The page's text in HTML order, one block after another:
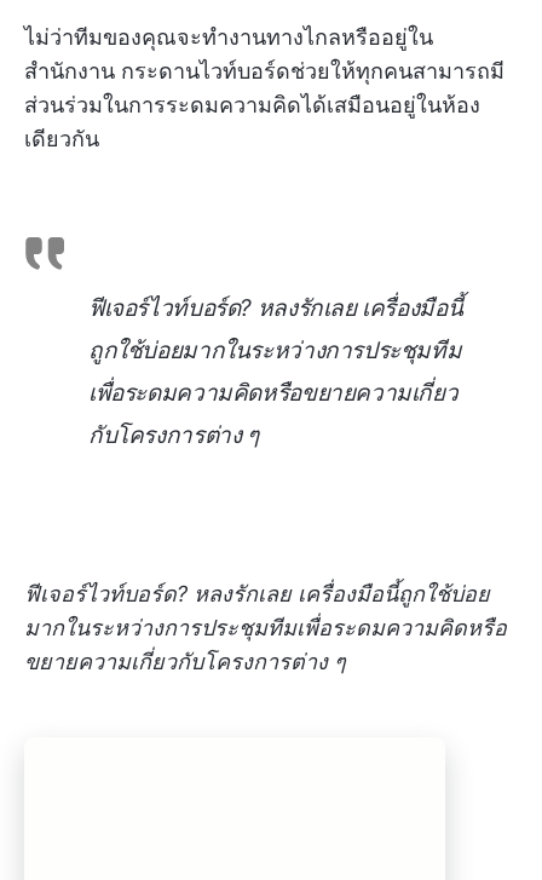
ไม่ว่าทีมของคุณจะทำงานทางไกลหรืออยู่ใน
สำนักงาน กระดานไวท์บอร์ดช่วยให้ทุกคนสามารถมี
ส่วนร่วมในการระดมความคิดได้เสมือนอยู่ในห้อง
เดียวกัน
ฟีเจอร์ไวท์บอร์ด? หลงรักเลย เครื่องมือนี้
ถูกใช้บ่อยมากในระหว่างการประชุมทีม
เพื่อระดมความคิดหรือขยายความเกี่ยว
กับโครงการต่าง ๆ
ฟีเจอร์ไวท์บอร์ด? หลงรักเลย เครื่องมือนี้ถูกใช้บ่อย
มากในระหว่างการประชุมทีมเพื่อระดมความคิดหรือ
ขยายความเกี่ยวกับโครงการต่าง ๆ